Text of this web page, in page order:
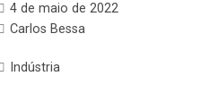
4 de maio de 2022
Carlos Bessa
Indústria